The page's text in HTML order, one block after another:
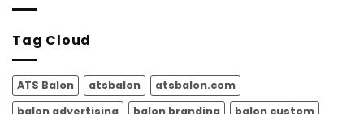
Tag Cloud
ATS Balon atsbalon
atsbalon.com